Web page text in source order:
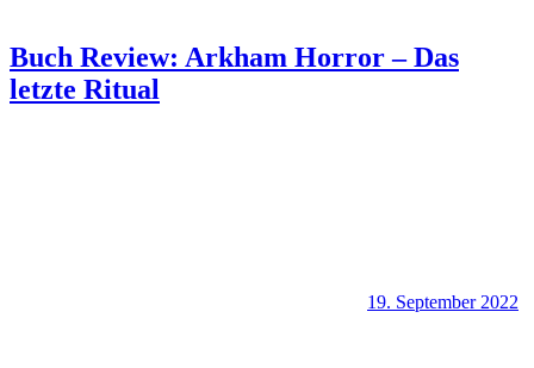
Buch Review: Arkham Horror – Das
letzte Ritual
19. September 2022